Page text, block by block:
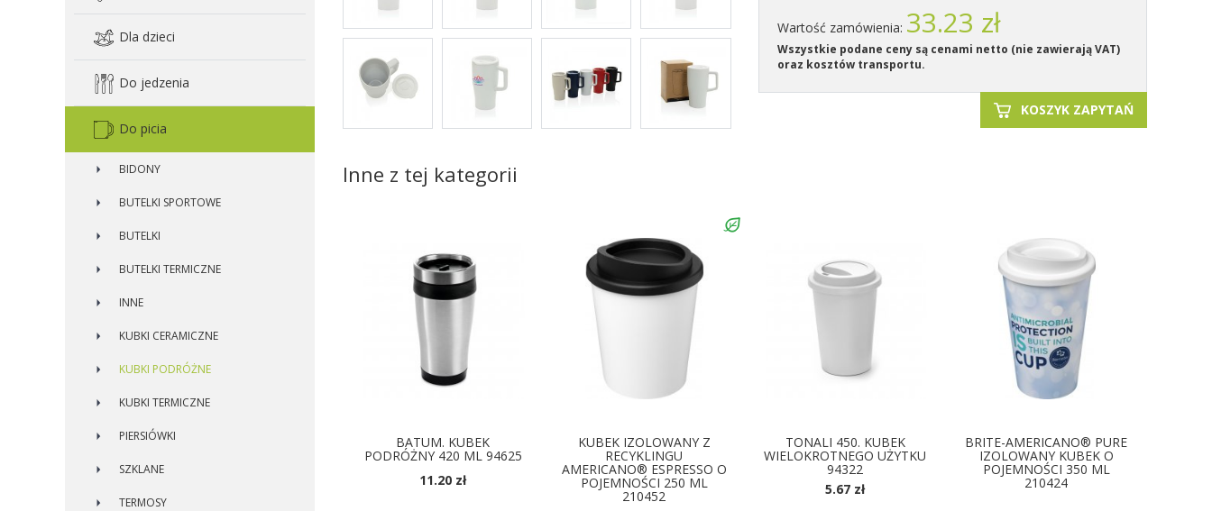
Dla dzieci
Do jedzenia
Do picia
BIDONY
BUTELKI SPORTOWE
BUTELKI
BUTELKI TERMICZNE
INNE
KUBKI CERAMICZNE
KUBKI PODRÓŻNE
KUBKI TERMICZNE
PIERSIÓWKI
SZKLANE
TERMOSY
Wartość zamówienia: 33.23 zł
Wszystkie podane ceny są cenami netto (nie zawierają VAT)
oraz kosztów transportu.
KOSZYK ZAPYTAŃ
Inne z tej kategorii
BATUM. KUBEK
PODRÓŻNY 420 ML 94625
11.20 zł
KUBEK IZOLOWANY Z
RECYKLINGU
AMERICANO® ESPRESSO O
POJEMNOŚCI 250 ML
210452
TONALI 450. KUBEK
WIELOKROTNEGO UŻYTKU
94322
5.67 zł
BRITE-AMERICANO® PURE
IZOLOWANY KUBEK O
POJEMNOŚCI 350 ML
210424